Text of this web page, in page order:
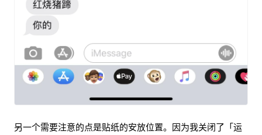
另一个需要注意的点是贴纸的安放位置。因为我关闭了「运